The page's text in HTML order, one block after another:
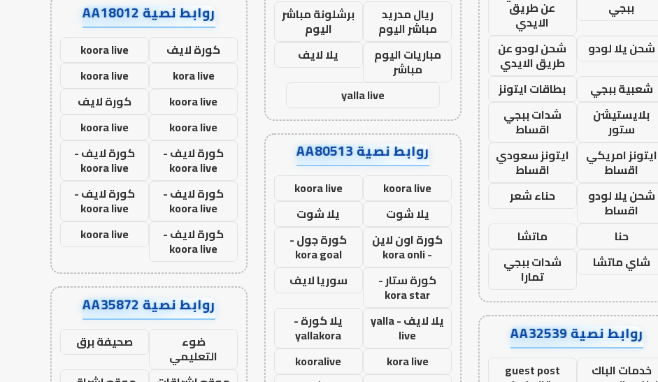
ببجي عن طريق
الايدي
شحن يلا لودو
شحن لودو عن
طريق الايدي
شعبية ببجي
بطاقات ايتونز
بلايستيشن
ستور
شدات ببجي
اقساط
ايتونز امريكي
اقساط
ايتونز سعودي
اقساط
شحن يلا لودو
اقساط
حناء شعر
حنا
ماتشا
شاي ماتشا
شدات ببجي
تمارا
روابط نصية AA32539
خدمات الباك guest post
ريال مدريد
مباشر اليوم
برشلونة مباشر
اليوم
مباريات اليوم
مباشر
يلا لايف
yalla live
روابط نصية AA80513
koora live
koora live
يلا شوت
يلا شوت
كورة اون لاين
- kora onli
كورة جول -
kora goal
كورة ستار -
kora star
سوريا لايف
يلا لايف - yalla
live
يلا كورة -
yallakora
kora live
kooralive
روابط نصية AA18012
كورة لايف
koora live
kora live
koora live
koora live
كورة لايف
koora live
koora live
كورة لايف -
koora live
كورة لايف -
koora live
كورة لايف -
koora live
كورة لايف -
koora live
كورة لايف -
koora live
koora live
روابط نصية AA35872
ضوء
التعليمي
صحيفة برق